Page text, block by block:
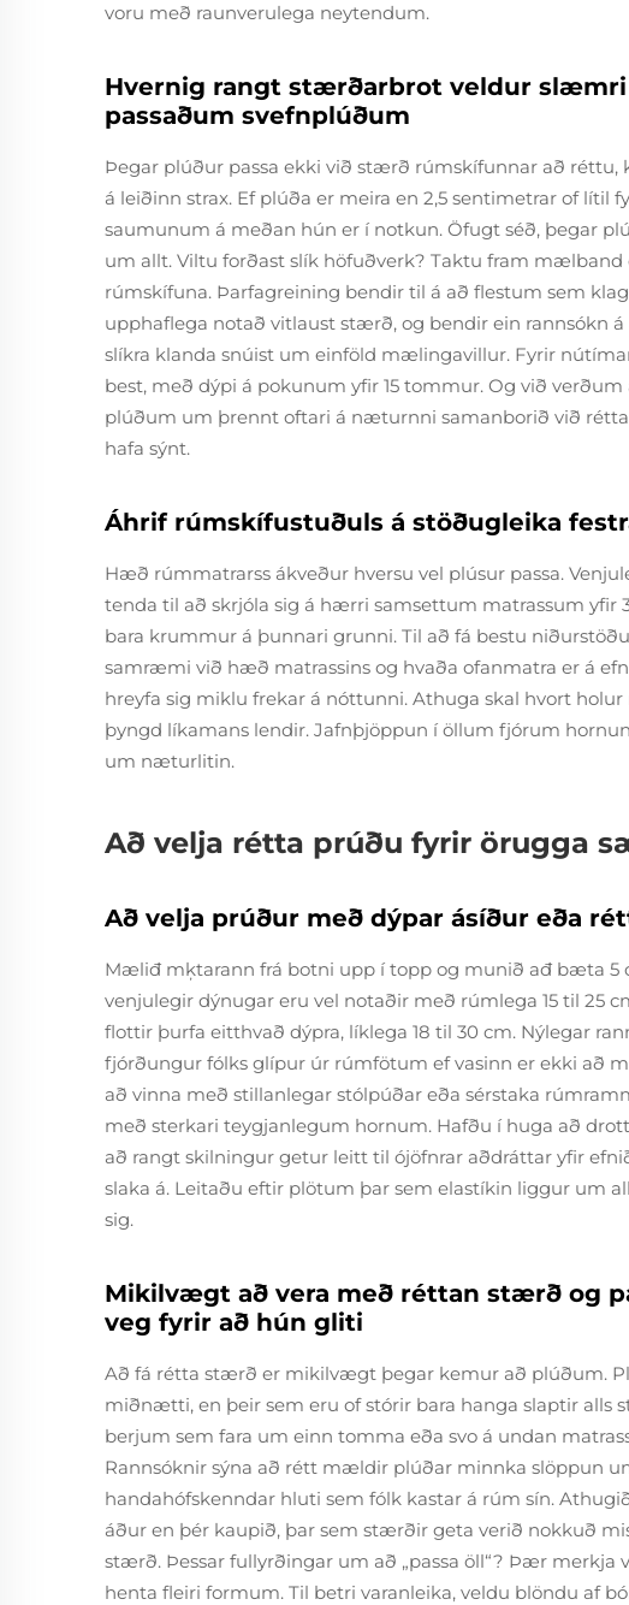
voru með raunverulega neytendum.
Hvernig rangt stærðarbrot veldur
passaðum svefnplúðum
Þegar plúður passa ekki við stærð rúmskífunnar að
á leiðinn strax. Ef plúða er meira en 2,5 sentimetrar of lítil
saumunum á meðan hún er í notkun. Öfugt séð, þegar
um allt. Viltu forðast slík höfuðverk? Taktu fram
rúmskífuna. Þarfagreining bendir til á að flestum sem
upphaflega notað vitlaust stærð, og bendir ein rannsókn
slíkra klanda snúist um einföld mælingavillur. Fyrir
best, með dýpi á pokunum yfir 15 tommur. Og við
plúðum um þrennt oftari á næturnni samanborið við
hafa sýnt.
Áhrif rúmskífustuðuls á stöðugleika
Hæð rúmmatrarss ákveður hversu vel plúsur passa.
tenda til að skrjóla sig á hærri samsettum matrassum yfir
bara krummur á þunnari grunni. Til að fá bestu
samræmi við hæð matrassins og hvaða ofanmatra er á
hreyfa sig miklu frekar á nóttunni. Athuga skal hvort
þyngd líkamans lendir. Jafnþjöppun í öllum fjórum
um næturlitin.
Að velja rétta prúðu fyrir örugga
Að velja prúður með dýpar ásíður eða
Mæliđ mķtarann frá botni upp í topp og munið ađ bæta 5
venjulegir dýnugar eru vel notaðir með rúmlega 15 til 25
flottir þurfa eitthvað dýpra, líklega 18 til 30 cm. Nýlegar
fjórðungur fólks glípur úr rúmfötum ef vasinn er ekki að
að vinna með stillanlegar stólpúðar eða sérstaka
með sterkari teygjanlegum hornum. Hafðu í huga að
að rangt skilningur getur leitt til ójöfnrar aðdráttar yfir
slaka á. Leitaðu eftir plötum þar sem elastíkin liggur um
sig.
Mikilvægt að vera með réttan stærð og
veg fyrir að hún gliti
Að fá rétta stærð er mikilvægt þegar kemur að plúðum.
miðnætti, en þeir sem eru of stórir bara hanga slaptir alls
berjum sem fara um einn tomma eða svo á undan
Rannsóknir sýna að rétt mældir plúðar minnka slöppun
handahófskenndar hluti sem fólk kastar á rúm sín.
áður en þér kaupið, þar sem stærðir geta verið nokkuð
stærð. Þessar fullyrðingar um að „passa öll“? Þær merkja
henta fleiri formum. Til betri varanleika, veldu blöndu af